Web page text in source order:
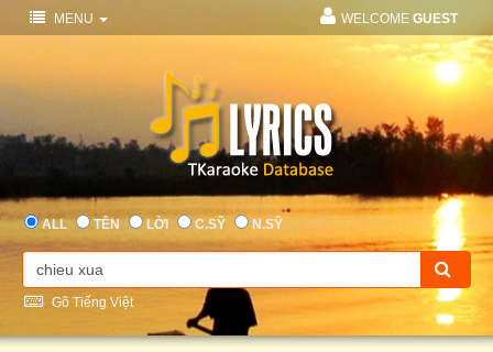
MENU WELCOME GUEST
ALL TÊN LỜI C.SỸ N.SỸ
Gõ Tiếng Việt